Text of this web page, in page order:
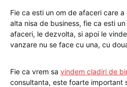
Fie ca esti un om de afaceri care
alta nisa de business, fie ca esti
afaceri, le dezvolta, si apoi le
vanzare nu se face cu una, cu
Fie ca vrem sa vindem cladiri de
consultanta, este foarte important